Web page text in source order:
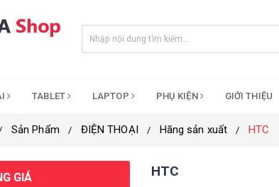
TABLET LAPTOP PHỤ KIỆN GIỚI THIỆU
Sản Phẩm ĐIỆN THOẠI Hãng sản xuất HTC
GIÁ HTC